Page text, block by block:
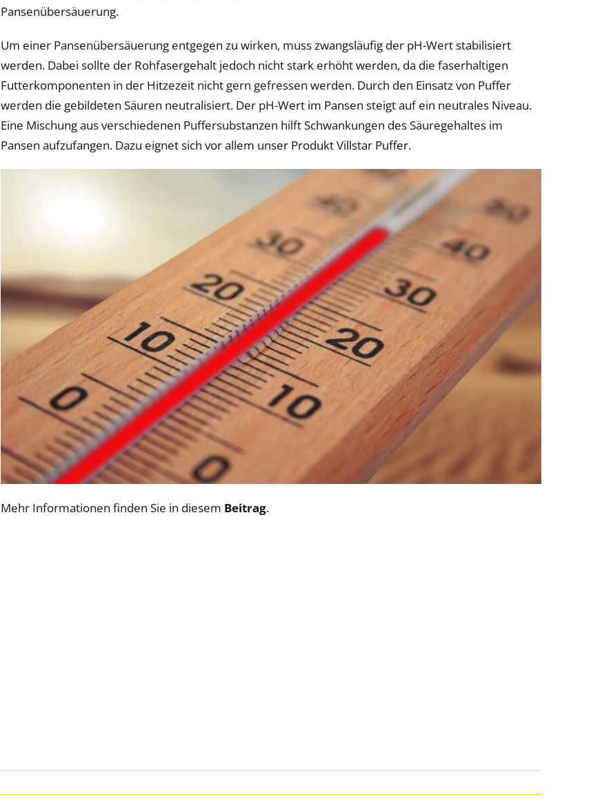
Pansenübersäuerung.
Um einer Pansenübersäuerung entgegen zu wirken, muss zwangsläufig der pH-Wert stabilisiert
werden. Dabei sollte der Rohfasergehalt jedoch nicht stark erhöht werden, da die faserhaltigen
Futterkomponenten in der Hitzezeit nicht gern gefressen werden. Durch den Einsatz von Puffer
werden die gebildeten Säuren neutralisiert. Der pH-Wert im Pansen steigt auf ein neutrales Niveau.
Eine Mischung aus verschiedenen Puffersubstanzen hilft Schwankungen des Säuregehaltes im
Pansen aufzufangen. Dazu eignet sich vor allem unser Produkt Villstar Puffer.
Mehr Informationen finden Sie in diesem Beitrag.